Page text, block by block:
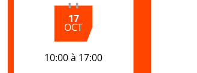
17
OCT
10:00 à 17:00